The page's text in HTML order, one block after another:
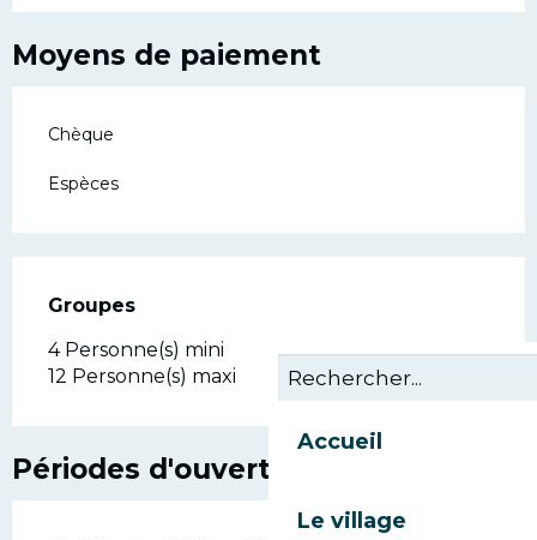
Accueil
Le village
Moyens de paiement
Chèque
Espèces
Groupes
Groupes
4 Personne(s) mini
12 Personne(s) maxi
Périodes d'ouverture